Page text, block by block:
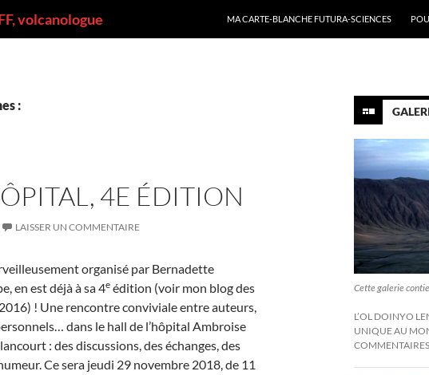
volcanologue
MA CARTE-BLANCHE FUTURA-SCIENCES
:
4E ÉDITION
LAISSER UN COMMENTAIRE
organisé par Bernadette
en est déjà à sa 4e édition (voir mon blog des
! Une rencontre conviviale entre auteurs,
dans le hall de l’hôpital Ambroise
: des discussions, des échanges, des
Ce sera jeudi 29 novembre 2018, de 11
Cette galerie
L’OL DOINYO
UNIQUE AU
COMMENTAIRES